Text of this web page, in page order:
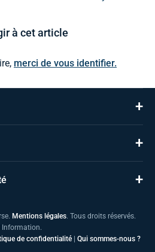
à cet article
merci de vous identifier.
+
+
+
Mentions légales. Tous droits réservés.
Information.
de confidentialité Qui sommes-nous ?